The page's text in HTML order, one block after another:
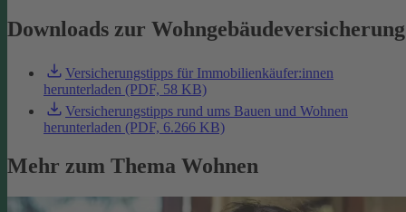
Downloads zur Wohngebäudeversicherung
Versicherungstipps für Immobilienkäufer:innen
herunterladen (PDF, 58 KB)
Versicherungstipps rund ums Bauen und Wohnen
herunterladen (PDF, 6.266 KB)
Mehr zum Thema Wohnen